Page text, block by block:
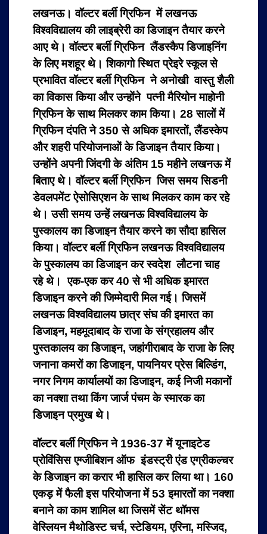
लखनऊ। वॉल्टर बर्ली ग्रिफिन में लखनऊ
विश्वविद्यालय की लाइब्रेरी का डिजाइन तैयार करने
आए थे। वॉल्टर बर्ली ग्रिफिन लैंडस्कैप डिजाइनिंग
के लिए मशहूर थे। शिकागो स्थित प्रेइरे स्कूल से
प्रभावित वॉल्टर बर्ली ग्रिफिन ने अनोखी वास्तु शैली
का विकास किया और उन्होंने पत्नी मैरियोन माहोनी
ग्रिफिन के साथ मिलकर काम किया। 28 सालों में
ग्रिफिन दंपति ने 350 से अधिक इमारतों, लैंडस्केप
और शहरी परियोजनाओं के डिजाइन तैयार किया।
उन्होंने अपनी जिंदगी के अंतिम 15 महीने लखनऊ में
बिताए थे। वॉल्टर बर्ली ग्रिफिन जिस समय सिडनी
डेवलपमेंट ऐसोसिएशन के साथ मिलकर काम कर रहे
थे। उसी समय उन्हें लखनऊ विश्वविद्यालय के
पुस्कालय का डिजाइन तैयार करने का सौदा हासिल
किया। वॉल्टर बर्ली ग्रिफिन लखनऊ विश्वविद्यालय
के पुस्कालय का डिजाइन कर स्वदेश लौटना चाह
रहे थे। एक-एक कर 40 से भी अधिक इमारत
डिजाइन करने की जिम्मेदारी मिल गई। जिसमें
लखनऊ विश्वविद्यालय छात्र संघ की इमारत का
डिजाइन, महमूदाबाद के राजा के संग्रहालय और
पुस्तकालय का डिजाइन, जहांगीराबाद के राजा के लिए
जनाना कमरों का डिजाइन, पायनियर प्रेस बिल्डिंग,
नगर निगम कार्यालयों का डिजाइन, कई निजी मकानों
का नक्शा तथा किंग जार्ज पंचम के स्मारक का
डिजाइन प्रमुख थे।
वॉल्टर बर्ली ग्रिफिन ने 1936-37 में यूनाइटेड
प्रोविंसिस एग्जीबिशन ऑफ इंडस्ट्री एंड एग्रीकल्चर
के डिजाइन का करार भी हासिल कर लिया था। 160
एकड़ में फैली इस परियोजना में 53 इमारतों का नक्शा
बनाने का काम शामिल था जिसमें सेंट थॉमस
वेस्लियन मैथोडिस्ट चर्च, स्टेडियम, एरिना, मस्जिद,